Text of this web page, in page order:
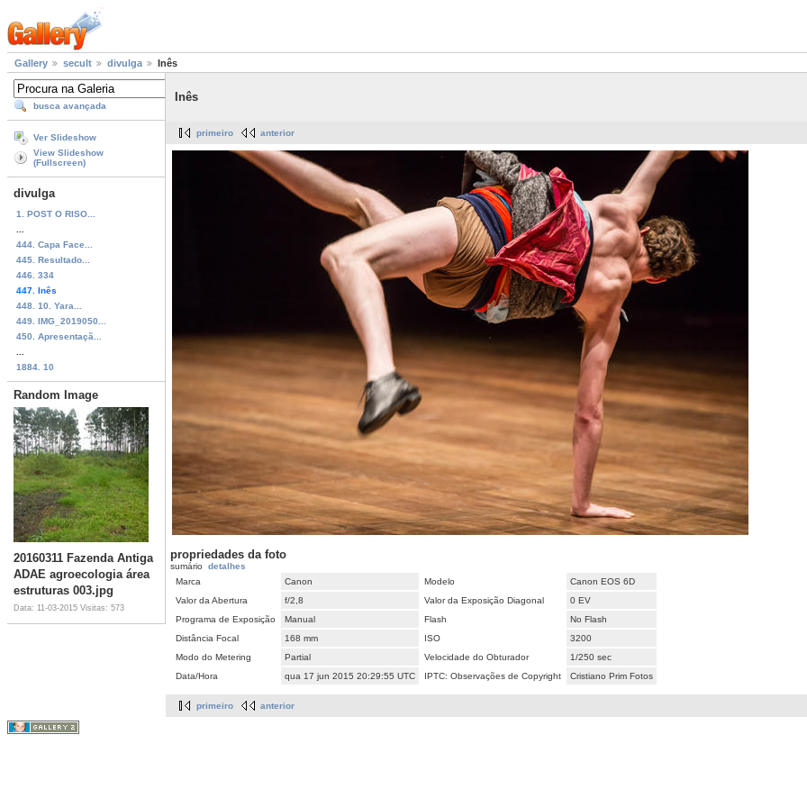
Gallery secult divulga Inês
busca avançada
Ver Slideshow
View Slideshow
(Fullscreen)
divulga
1. POST O RISO...
444. Capa Face...
445. Resultado...
446. 334
447. Inês
448. 10. Yara...
449. IMG_2019050...
450. Apresentaçã...
1884. 10
Random Image
20160311 Fazenda Antiga
ADAE agroecologia área
estruturas 003.jpg
Data: 11-03-2015 Visitas: 573
Inês
primeiro anterior
propriedades da foto
sumário detalhes
Marca
Canon Modelo
Canon EOS 6D
Valor da Abertura
f/2,8 Valor da Exposição Diagonal
0 EV
Programa de Exposição
Manual Flash
No Flash
Distância Focal
168 mm ISO
3200
Modo do Metering
Partial Velocidade do Obturador
1/250 sec
Data/Hora
qua 17 jun 2015 20:29:55 UTC IPTC: Observações de Copyright Cristiano Prim Fotos
primeiro anterior